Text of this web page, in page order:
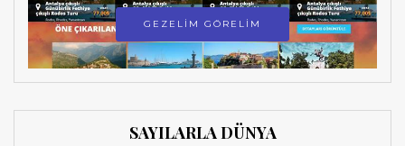
GEZELİM GÖRELİM
SAYILARLA DÜNYA